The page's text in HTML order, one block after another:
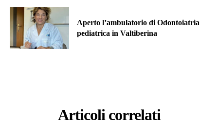
Aperto l’ambulatorio di Odontoiatria
pediatrica in Valtiberina
Articoli correlati